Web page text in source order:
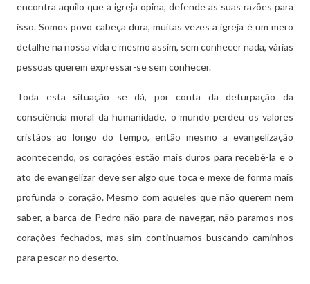
encontra aquilo que a igreja opina, defende as suas razões para
isso. Somos povo cabeça dura, muitas vezes a igreja é um mero
detalhe na nossa vida e mesmo assim, sem conhecer nada, várias
pessoas querem expressar-se sem conhecer.
Toda esta situação se dá, por conta da deturpação da
consciência moral da humanidade, o mundo perdeu os valores
cristãos ao longo do tempo, então mesmo a evangelização
acontecendo, os corações estão mais duros para recebê-la e o
ato de evangelizar deve ser algo que toca e mexe de forma mais
profunda o coração. Mesmo com aqueles que não querem nem
saber, a barca de Pedro não para de navegar, não paramos nos
corações fechados, mas sim continuamos buscando caminhos
para pescar no deserto.